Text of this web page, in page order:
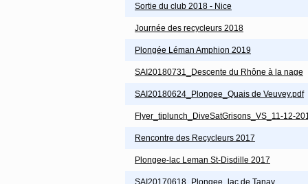
Sortie du club 2018 - Nice
Journée des recycleurs 2018
Plongée Léman Amphion 2019
SAI20180731_Descente du Rhône à la nage
SAI20180624_Plongee_Quais de Veuvey.pdf
Flyer_tiplunch_DiveSatGrisons_VS_11-12-
Rencontre des Recycleurs 2017
Plongee-lac Leman St-Disdille 2017
SAI20170618_Plongee_lac de Tanay